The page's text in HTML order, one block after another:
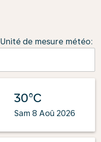
Unité de mesure météo:
30°C
Sam 8 Aoû 2026